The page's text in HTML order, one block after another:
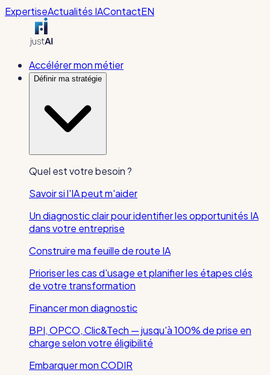
ExpertiseActualités IAContactEN
Accélérer mon métier
Définir ma stratégie
Quel est votre besoin ?
Savoir si l'IA peut m'aider
Un diagnostic clair pour identifier les opportunités IA
dans votre entreprise
Construire ma feuille de route IA
Prioriser les cas d'usage et planifier les étapes clés
de votre transformation
Financer mon diagnostic
BPI, OPCO, Clic&Tech — jusqu'à 100% de prise en
charge selon votre éligibilité
Embarquer mon CODIR